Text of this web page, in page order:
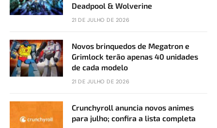
Deadpool & Wolverine
21 DE JULHO DE 2026
Novos brinquedos de Megatron e
Grimlock terão apenas 40 unidades
de cada modelo
21 DE JULHO DE 2026
Crunchyroll anuncia novos animes
para julho; confira a lista completa